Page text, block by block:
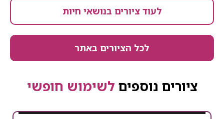
לעוד ציורים בנושאי חיות
לכל הציורים באתר
נוספים לשימוש חופשי